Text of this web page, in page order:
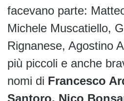
facevano parte:
Michele Muscatiello,
Rignanese, Agostino
più piccoli e anche
nomi di Francesco
Santoro, Nico